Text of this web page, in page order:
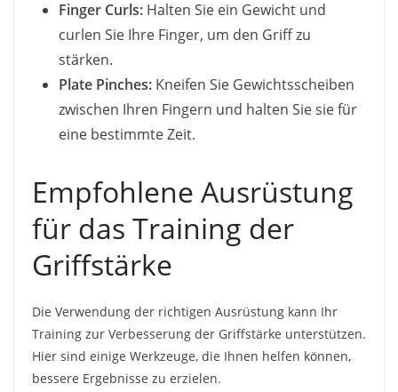
Finger Curls: Halten Sie ein Gewicht und
curlen Sie Ihre Finger, um den Griff zu
stärken.
Plate Pinches: Kneifen Sie Gewichtsscheiben
zwischen Ihren Fingern und halten Sie sie für
eine bestimmte Zeit.
Empfohlene Ausrüstung
für das Training der
Griffstärke
Die Verwendung der richtigen Ausrüstung kann Ihr
Training zur Verbesserung der Griffstärke unterstützen.
Hier sind einige Werkzeuge, die Ihnen helfen können,
bessere Ergebnisse zu erzielen.